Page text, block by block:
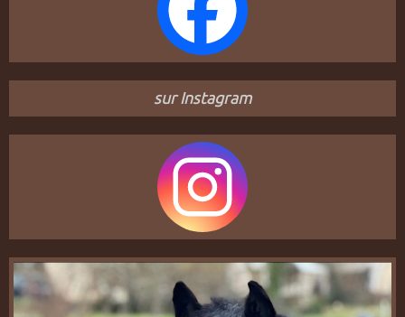
sur Instagram